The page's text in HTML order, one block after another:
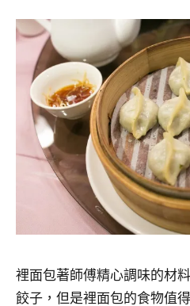
裡面包著師傅精心調味的材
餃子，但是裡面包的食物值